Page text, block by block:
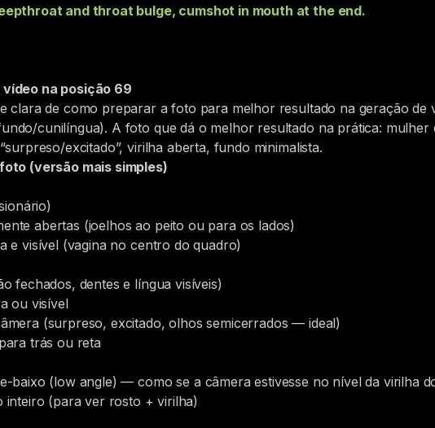
and throat bulge, cumshot in mouth at the end.
na posição 69
clara de como preparar a foto para melhor resultado na geração de
cunilíngua). A foto que dá o melhor resultado na prática: mulher
excitado”, virilha aberta, fundo minimalista.
(versão mais simples)
abertas (joelhos ao peito ou para os lados)
e visível (vagina no centro do quadro)
fechados, dentes e língua visíveis)
ou visível
(surpreso, excitado, olhos semicerrados — ideal)
trás ou reta
baixo (low angle) — como se a câmera estivesse no nível da virilha
(para ver rosto + virilha)